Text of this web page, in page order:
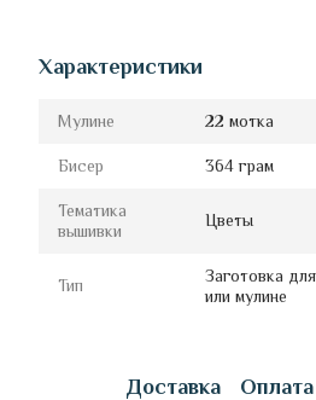
Характеристики
Мулине 22 мотка
Бисер 364 грам
Тематика
вышивки
Цветы
Тип
Заготовка
или мулине
Доставка Оплата